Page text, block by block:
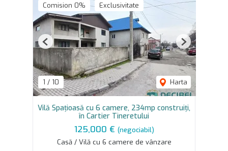
Comision 0% Exclusivitate
1 / 10 Harta
Previous Next
Vilă Spațioasă cu 6 camere, 234mp construiți,
în Cartier Tineretului
125,000 € (negociabil)
Casă / Vilă cu 6 camere de vânzare